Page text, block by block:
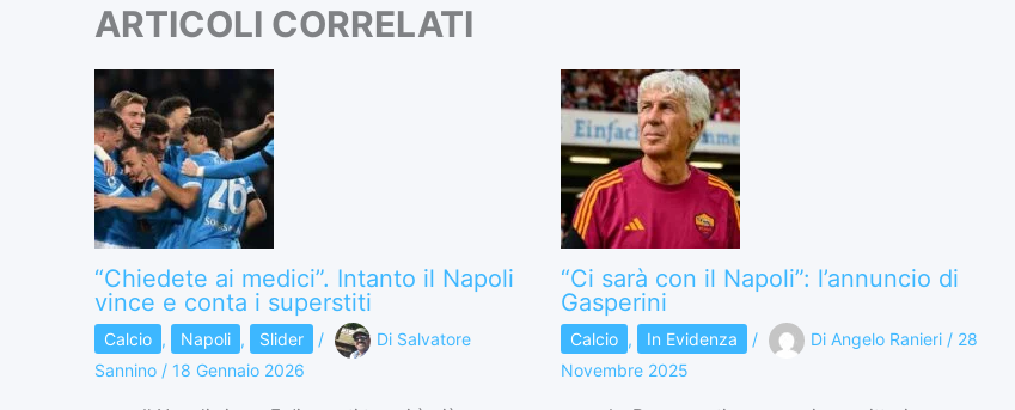
ARTICOLI CORRELATI
“Chiedete ai medici”. Intanto il Napoli
vince e conta i superstiti
Calcio , Napoli , Slider / Di Salvatore
Sannino / 18 Gennaio 2026
“Ci sarà con il Napoli”: l’annuncio di
Gasperini
Calcio , In Evidenza / Di Angelo Ranieri / 28
Novembre 2025